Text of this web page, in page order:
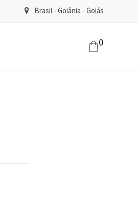
Brasil - Goiânia - Goiás
0